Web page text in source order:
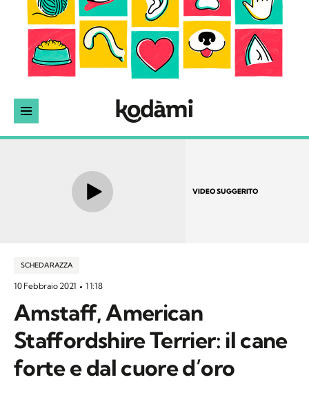
VIDEO SUGGERITO
SCHEDA RAZZA
10 Febbraio 2021 11:18
Amstaff, American
Staffordshire Terrier: il cane
forte e dal cuore d’oro